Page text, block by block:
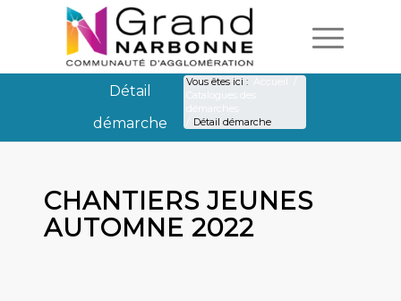
Détail
démarche
Vous êtes ici :
Détail démarche
Détail démarche
CHANTIERS JEUNES
AUTOMNE 2022